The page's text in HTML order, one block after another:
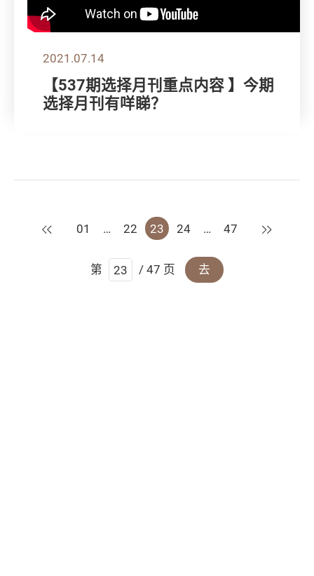
2021.07.14
【537期选择月刊重点内容 】今期
选择月刊有咩睇？
上一页
01 … 22 23 24 … 47 下一页
第 / 47 页 去